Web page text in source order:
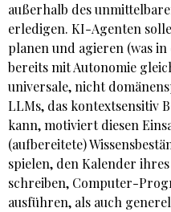
außerhalb des
erledigen. KI-Agenten
planen und agieren (was
bereits mit Autonomie
universale, nicht
LLMs, das kontextsensitiv
kann, motiviert diesen
(aufbereitete)
spielen, den Kalender
schreiben, Computer-
ausführen, als auch